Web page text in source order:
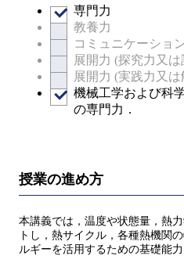
専門力
教養力
コミュニケーショ
展開力 (探究力又
展開力 (実践力又
機械工学および科
の専門力．
授業の進め方
本講義では，温度や状態量，熱
トし，熱サイクル，各種熱機関
ルギーを活用するための基礎能